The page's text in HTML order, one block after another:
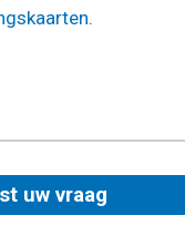
.
uw vraag